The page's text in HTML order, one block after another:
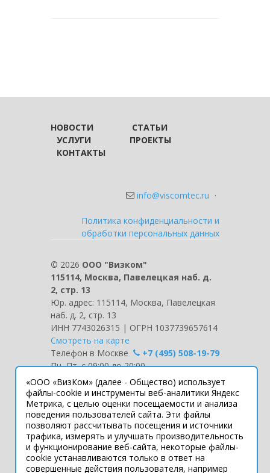
НОВОСТИ
СТАТЬИ
УСЛУГИ
ПРОЕКТЫ
КОНТАКТЫ
info@viscomtec.ru ·
Политика конфиденциальности и
обработки персональных данных
© 2026 ООО "Визком"
115114, Москва, Павелецкая наб. д.
2, стр. 13
Юр. адрес: 115114, Москва, Павелецкая
наб. д. 2, стр. 13
ИНН 7743026315 | ОГРН 1037739657614
Смотреть на карте
Телефон в Москве
+7 (495) 508-19-79
Пн.-Пт. с 09:00 до 20:00
Интернет-сайт носит информационный
характер и ни при каких условиях не
является публичной офертой, которая
определяется положениями статьи 437
Гражданского кодекса РФ.
Технические параметры (спецификация)
и комплект поставки товара могут быть
«ООО «ВизКом» (далее - Общество) использует
файлы-cookie и инструменты веб-аналитики Яндекс
Метрика, с целью оценки посещаемости и анализа
поведения пользователей сайта. Эти файлы
позволяют рассчитывать посещения и источники
трафика, измерять и улучшать производительность
и функционирование веб-сайта, некоторые файлы-
cookie устанавливаются только в ответ на
совершенные действия пользователя, например